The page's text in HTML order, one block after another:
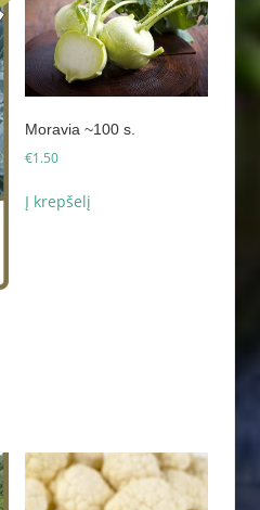
Moravia ~100 s.
€1.50
Į krepšelį